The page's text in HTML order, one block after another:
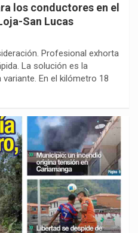
los conductores en el
San Lucas
Profesional exhorta
La solución es la
En el kilómetro 18